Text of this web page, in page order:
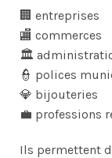
🏢 entreprises
🏬 commerces
🏛
👮 polices
💎 bijouteries
💼 professions
Ils permettent